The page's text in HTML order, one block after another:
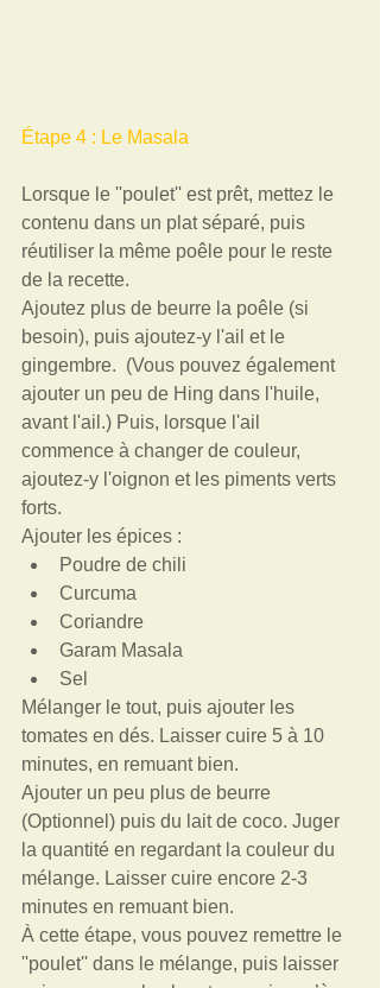
Étape 4 : Le Masala
Lorsque le ''poulet'' est prêt, mettez le
contenu dans un plat séparé, puis
réutiliser la même poêle pour le reste
de la recette.
Ajoutez plus de beurre la poêle (si
besoin), puis ajoutez-y l'ail et le
gingembre.  (Vous pouvez également
ajouter un peu de Hing dans l'huile,
avant l'ail.) Puis, lorsque l'ail
commence à changer de couleur,
ajoutez-y l'oignon et les piments verts
forts.
Ajouter les épices :
Poudre de chili
Curcuma
Coriandre
Garam Masala
Sel
Mélanger le tout, puis ajouter les
tomates en dés. Laisser cuire 5 à 10
minutes, en remuant bien.
Ajouter un peu plus de beurre
(Optionnel) puis du lait de coco. Juger
la quantité en regardant la couleur du
mélange. Laisser cuire encore 2-3
minutes en remuant bien.
À cette étape, vous pouvez remettre le
''poulet'' dans le mélange, puis laisser